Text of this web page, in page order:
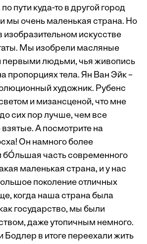
пути куда-то в другой город
мы очень маленькая страна. Но
искусстве
Мы изобрели масляные
первыми людьми, чья живопись
пропорциях тела. Ян Ван Эйк –
художник. Рубенс
и мизансценой, что мне
до сих пор лучше, чем все
А посмотрите на
Он намного более
бÓльшая часть современного
маленькая страна, и у нас
поколение отличных
когда наша страна была
государство, мы были
даже утопичным немного.
Бодлер в итоге переехали жить